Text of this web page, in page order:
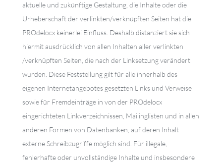
aktuelle und zukünftige Gestaltung, die Inhalte oder die
Urheberschaft der verlinkten/verknüpften Seiten hat die
PROdelocx keinerlei Einfluss. Deshalb distanziert sie sich
hiermit ausdrücklich von allen Inhalten aller verlinkten
/verknüpften Seiten, die nach der Linksetzung verändert
wurden. Diese Feststellung gilt für alle innerhalb des
eigenen Internetangebotes gesetzten Links und Verweise
sowie für Fremdeinträge in von der PROdelocx
eingerichteten Linkverzeichnissen, Mailinglisten und in allen
anderen Formen von Datenbanken, auf deren Inhalt
externe Schreibzugriffe möglich sind. Für illegale,
fehlerhafte oder unvollständige Inhalte und insbesondere